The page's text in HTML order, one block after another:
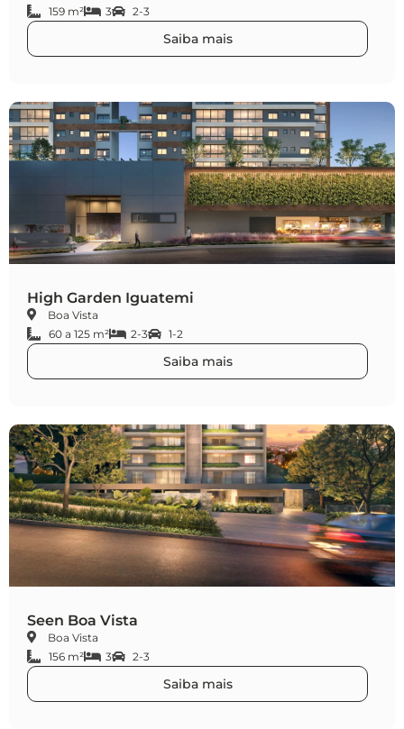
159 m²
3 2-3
Saiba mais
High Garden Iguatemi
Boa Vista
60 a 125 m²
2-3 1-2
Saiba mais
Seen Boa Vista
Boa Vista
156 m²
3 2-3
Saiba mais